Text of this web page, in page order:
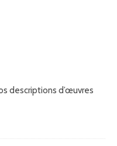
descriptions d’œuvres